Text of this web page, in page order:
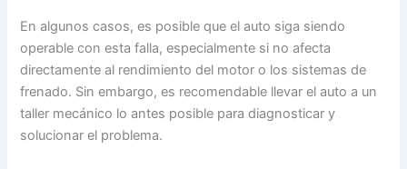
En algunos casos, es posible que el auto siga siendo
operable con esta falla, especialmente si no afecta
directamente al rendimiento del motor o los sistemas de
frenado. Sin embargo, es recomendable llevar el auto a un
taller mecánico lo antes posible para diagnosticar y
solucionar el problema.